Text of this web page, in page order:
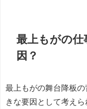
最上もがの仕
因？
最上もがの舞台降板
きな要因として考えら